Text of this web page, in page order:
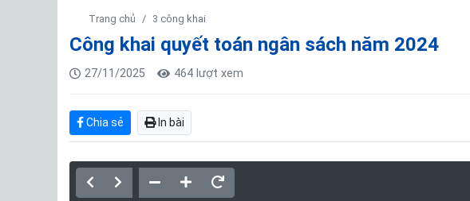
Trang chủ 3 công khai
Công khai quyết toán ngân sách năm 2024
27/11/2025 464 lượt xem
Chia sẻ In bài